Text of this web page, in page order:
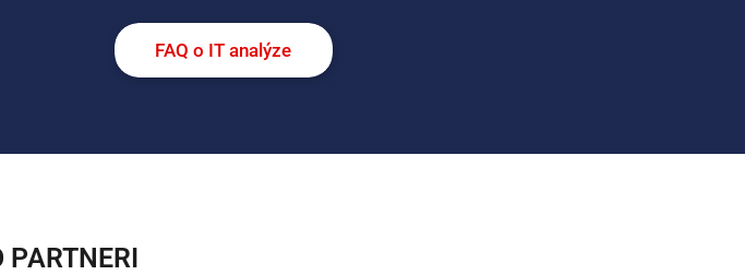
FAQ o IT analýze
PARTNERI​